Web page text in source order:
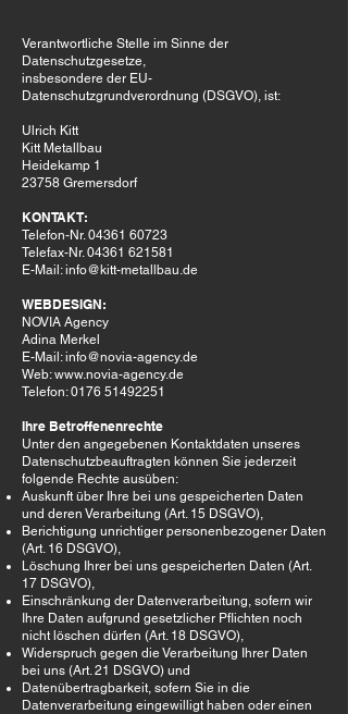
Verantwortliche Stelle im Sinne der
Datenschutzgesetze,
insbesondere der EU-
Datenschutzgrundverordnung (DSGVO), ist:
Ulrich Kitt
Kitt Metallbau
Heidekamp 1
23758 Gremersdorf
KONTAKT:
Telefon-Nr.04361 60723
Telefax-Nr. 04361 621581
E-Mail: info@kitt-metallbau.de
WEBDESIGN:
NOVIA Agency
Adina Merkel
E-Mail:info@novia-agency.de
Web:www.novia-agency.de
Telefon:0176 51492251
Ihre Betroffenenrechte
Unter den angegebenen Kontaktdaten unseres
Datenschutzbeauftragten können Sie jederzeit
folgende Rechte ausüben:
Auskunft über Ihre bei uns gespeicherten Daten
und deren Verarbeitung (Art. 15 DSGVO),
Berichtigung unrichtiger personenbezogener Daten
(Art. 16 DSGVO),
Löschung Ihrer bei uns gespeicherten Daten (Art.
17 DSGVO),
Einschränkung der Datenverarbeitung, sofern wir
Ihre Daten aufgrund gesetzlicher Pflichten noch
nicht löschen dürfen (Art. 18 DSGVO),
Widerspruch gegen die Verarbeitung Ihrer Daten
bei uns (Art. 21 DSGVO) und
Datenübertragbarkeit, sofern Sie in die
Datenverarbeitung eingewilligt haben oder einen